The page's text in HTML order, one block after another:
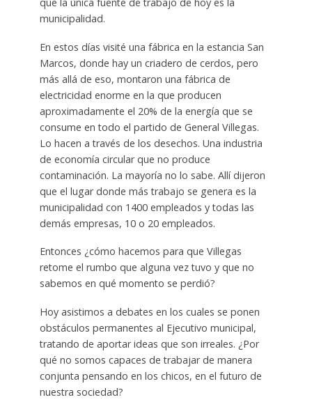
municipalidad.
En estos días visité una fábrica en la estancia San
Marcos, donde hay un criadero de cerdos, pero
más allá de eso, montaron una fábrica de
electricidad enorme en la que producen
aproximadamente el 20% de la energía que se
consume en todo el partido de General Villegas.
Lo hacen a través de los desechos. Una industria
de economía circular que no produce
contaminación. La mayoría no lo sabe. Allí dijeron
que el lugar donde más trabajo se genera es la
municipalidad con 1400 empleados y todas las
demás empresas, 10 o 20 empleados.
Entonces ¿cómo hacemos para que Villegas
retome el rumbo que alguna vez tuvo y que no
sabemos en qué momento se perdió?
Hoy asistimos a debates en los cuales se ponen
obstáculos permanentes al Ejecutivo municipal,
tratando de aportar ideas que son irreales. ¿Por
qué no somos capaces de trabajar de manera
conjunta pensando en los chicos, en el futuro de
nuestra sociedad?